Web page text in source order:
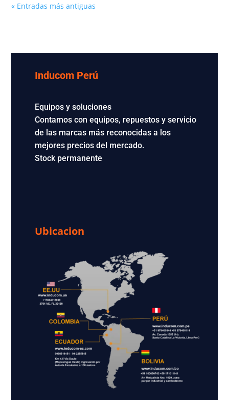
« Entradas más antiguas
Inducom Perú
Equipos y soluciones
Contamos con equipos, repuestos y servicio
de las marcas más reconocidas a los
mejores precios del mercado.
Stock permanente
Ubicacion